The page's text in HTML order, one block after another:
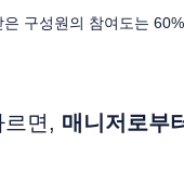
구성원의 참여도는
면, 매니저로부